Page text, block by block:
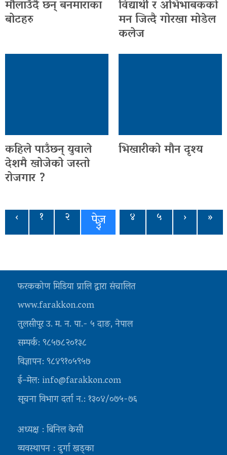
मौलाउँदै छन् बनमाराका
बोटहरु
विद्यार्थी र अभिभाबकको
मन जित्दै गोरखा मोडेल
कलेज
कहिले पाउँछन् युवाले
देशमै खोजेको जस्तो
रोजगार ?
भिखारीको मौन दृश्य
‹ १ २ पेज
३ ४ ५ › »
फरककोण मिडिया प्रालि द्वारा संचालित
www.farakkon.com
तुलसीपुर उ. म. न. पा.- ५ दाङ, नेपाल
सम्पर्क: ९८५७८२०१३८
विज्ञापन: ९८४९१०५९५७
ई–मेल: info@farakkon.com
सूचना विभाग दर्ता न.: १३०४/०७५-७६
अध्यक्ष : बिनिल केसी
व्यवस्थापन : दुर्गा खड्का